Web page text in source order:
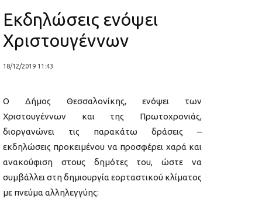
Εκδηλώσεις ενόψει
Χριστουγέννων
18/12/2019 11:43
O Δήμος Θεσσαλονίκης, ενόψει των
Χριστουγέννων και της Πρωτοχρονιάς,
διοργανώνει τις παρακάτω δράσεις –
εκδηλώσεις προκειμένου να προσφέρει χαρά και
ανακούφιση στους δημότες του, ώστε να
συμβάλλει στη δημιουργία εορταστικού κλίματος
με πνεύμα αλληλεγγύης: